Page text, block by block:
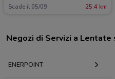
Scade il 05/09 25.4 km
Negozi di Servizi a Lentate
ENERPOINT